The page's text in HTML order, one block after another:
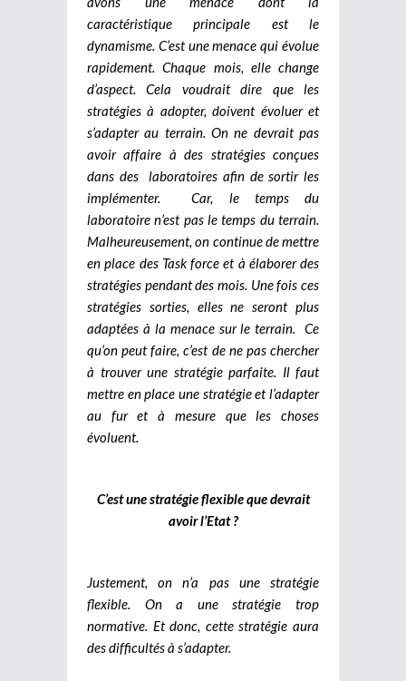
caractéristique principale est le
dynamisme. C’est une menace qui évolue
rapidement. Chaque mois, elle change
d’aspect. Cela voudrait dire que les
stratégies à adopter, doivent évoluer et
s’adapter au terrain. On ne devrait pas
avoir affaire à des stratégies conçues
dans des laboratoires afin de sortir les
implémenter.Car, le temps du
laboratoire n’est pas le temps du terrain.
Malheureusement, on continue de mettre
en place des Task force et à élaborer des
stratégies pendant des mois. Une fois ces
stratégies sorties, elles ne seront plus
adaptées à la menace sur le terrain. Ce
qu’on peut faire, c’est de ne pas chercher
à trouver une stratégie parfaite. Il faut
mettre en place une stratégie et l’adapter
au fur et à mesure que les choses
évoluent.
C’est une stratégie flexible que devrait
avoir l’Etat ?
Justement, on n’a pas une stratégie
flexible. On a une stratégie trop
normative. Et donc, cette stratégie aura
des difficultés à s’adapter.